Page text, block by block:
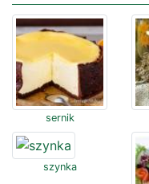
sernik
szynka